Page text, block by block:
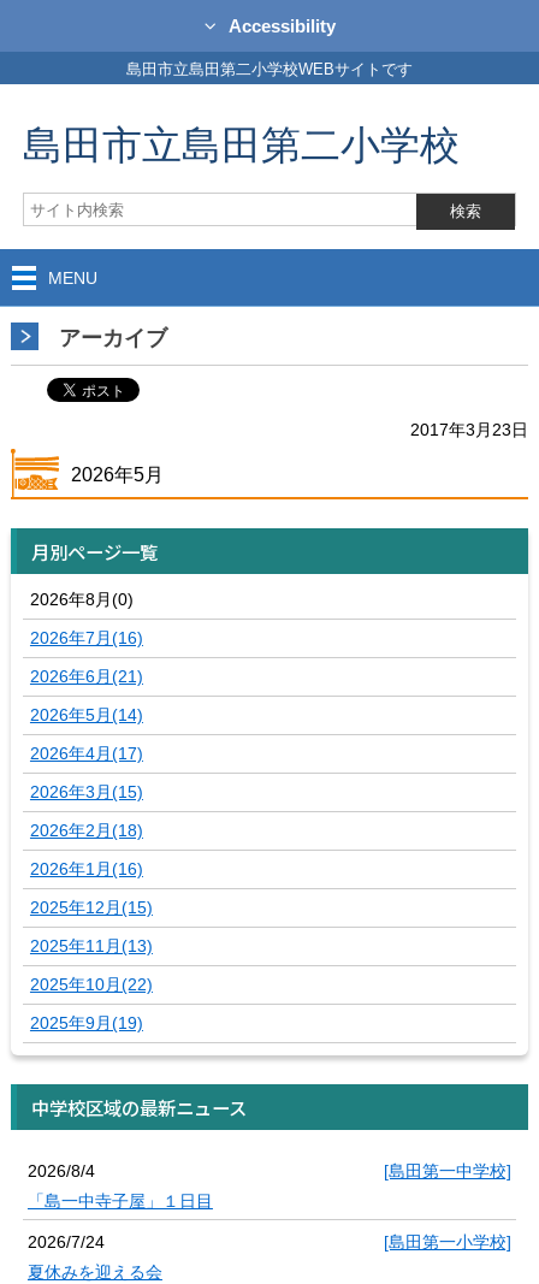
Accessibility
島田市立島田第二小学校WEBサイトです
島田市立島田第二小学校
MENU
アーカイブ
2017年3月23日
2026年5月
月別ページ一覧
2026年8月(0)
2026年7月(16)
2026年6月(21)
2026年5月(14)
2026年4月(17)
2026年3月(15)
2026年2月(18)
2026年1月(16)
2025年12月(15)
2025年11月(13)
2025年10月(22)
2025年9月(19)
中学校区域の最新ニュース
2026/8/4
[島田第一中学校]
「島一中寺子屋」１日目
2026/7/24
[島田第一小学校]
夏休みを迎える会